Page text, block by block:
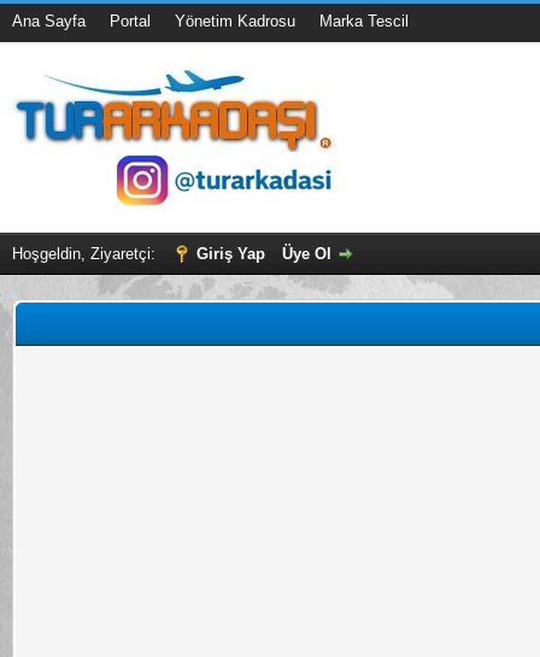
Ana Sayfa Portal Yönetim Kadrosu Marka Tescil
Hoşgeldin, Ziyaretçi: Giriş Yap Üye Ol